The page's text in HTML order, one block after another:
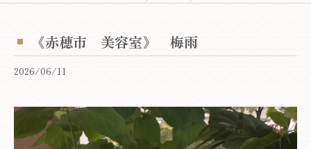
《赤穂市 美容室》 梅雨
2026/06/11